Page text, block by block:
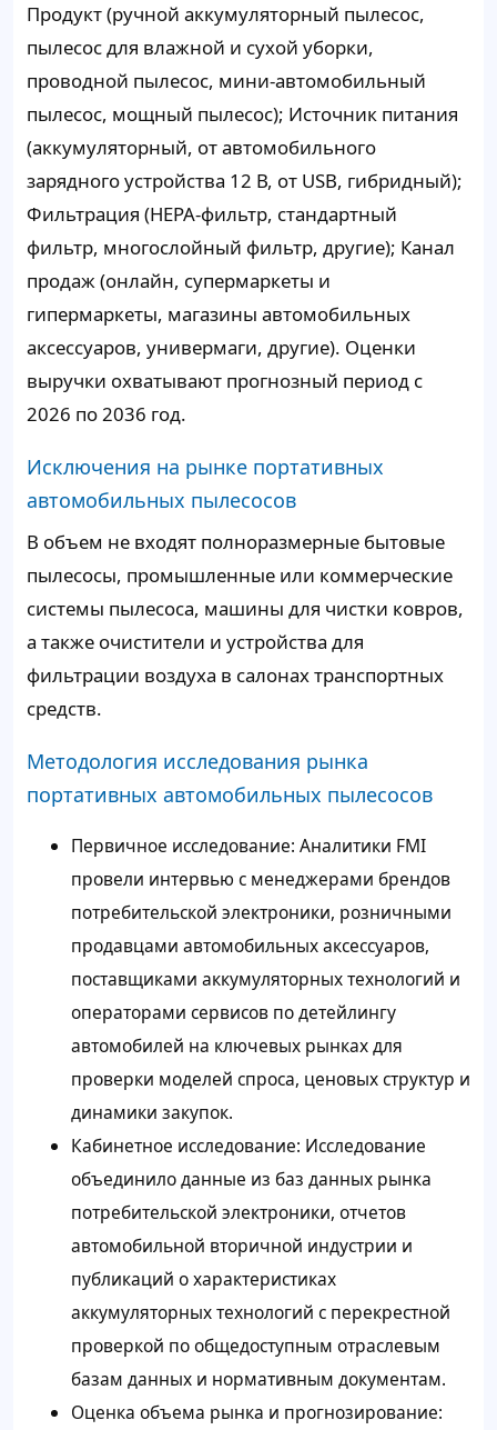
Продукт (ручной аккумуляторный пылесос,
пылесос для влажной и сухой уборки,
проводной пылесос, мини-автомобильный
пылесос, мощный пылесос); Источник питания
(аккумуляторный, от автомобильного
зарядного устройства 12 В, от USB, гибридный);
Фильтрация (HEPA-фильтр, стандартный
фильтр, многослойный фильтр, другие); Канал
продаж (онлайн, супермаркеты и
гипермаркеты, магазины автомобильных
аксессуаров, универмаги, другие). Оценки
выручки охватывают прогнозный период с
2026 по 2036 год.
Исключения на рынке портативных
автомобильных пылесосов
В объем не входят полноразмерные бытовые
пылесосы, промышленные или коммерческие
системы пылесоса, машины для чистки ковров,
а также очистители и устройства для
фильтрации воздуха в салонах транспортных
средств.
Методология исследования рынка
портативных автомобильных пылесосов
Первичное исследование: Аналитики FMI
провели интервью с менеджерами брендов
потребительской электроники, розничными
продавцами автомобильных аксессуаров,
поставщиками аккумуляторных технологий и
операторами сервисов по детейлингу
автомобилей на ключевых рынках для
проверки моделей спроса, ценовых структур и
динамики закупок.
Кабинетное исследование: Исследование
объединило данные из баз данных рынка
потребительской электроники, отчетов
автомобильной вторичной индустрии и
публикаций о характеристиках
аккумуляторных технологий с перекрестной
проверкой по общедоступным отраслевым
базам данных и нормативным документам.
Оценка объема рынка и прогнозирование: